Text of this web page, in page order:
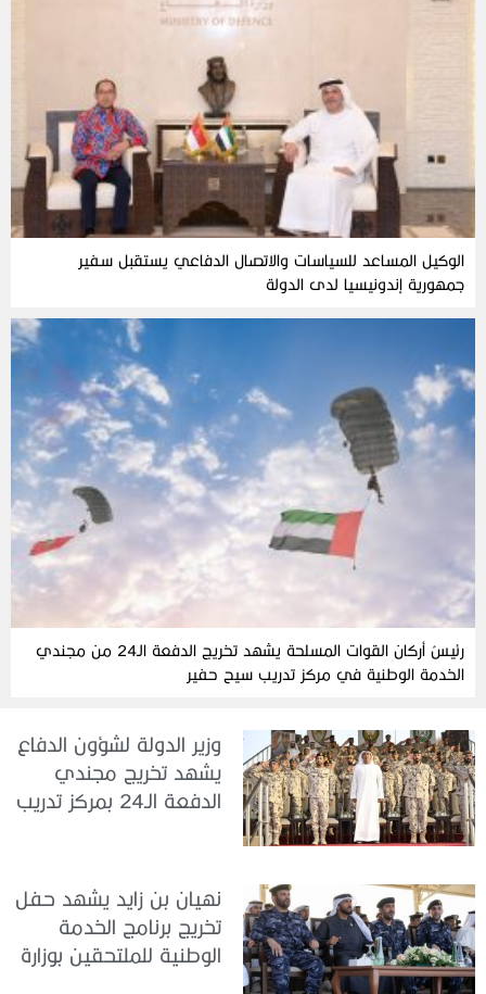
الوكيل المساعد للسياسات والاتصال الدفاعي يستقبل سفير
جمهورية إندونيسيا لدى الدولة
رئيسُ أركان القوات المسلحة يشهد تخريج الدفعة الـ24 من مجندي
الخدمة الوطنية في مركز تدريب سيح حفير
وزير الدولة لشؤون الدفاع
يشهد تخريج مجندي
الدفعة الـ24 بمركز تدريب
نهيان بن زايد يشهد حفل
تخريج برنامج الخدمة
الوطنية للملتحقين بوزارة